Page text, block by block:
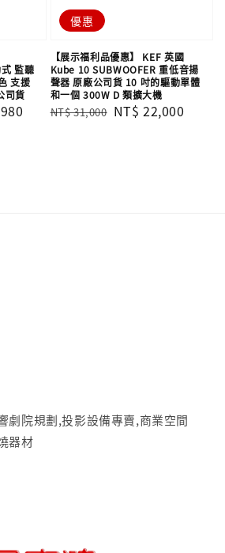
監聽
支援
司貨
優惠
【展示福利品優惠】 KEF 英國
Kube 10 SUBWOOFER 重低音揚
聲器 原廠公司貨 10 吋的驅動單體
和一個 300W D 類擴大機
Regular
NT$ 31,000 Sale
NT$ 22,000
劇院規劃,投影設備專賣,商業空間
器材